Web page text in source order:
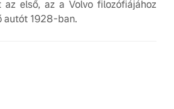
első, az a Volvo filozófiájához
autót 1928-ban.